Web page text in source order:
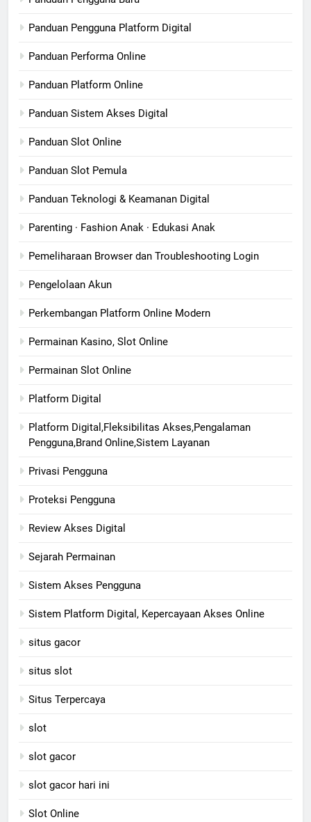
Panduan Pengguna Platform Digital
Panduan Performa Online
Panduan Platform Online
Panduan Sistem Akses Digital
Panduan Slot Online
Panduan Slot Pemula
Panduan Teknologi & Keamanan Digital
Parenting · Fashion Anak · Edukasi Anak
Pemeliharaan Browser dan Troubleshooting Login
Pengelolaan Akun
Perkembangan Platform Online Modern
Permainan Kasino, Slot Online
Permainan Slot Online
Platform Digital
Platform Digital,Fleksibilitas Akses,Pengalaman
Pengguna,Brand Online,Sistem Layanan
Privasi Pengguna
Proteksi Pengguna
Review Akses Digital
Sejarah Permainan
Sistem Akses Pengguna
Sistem Platform Digital, Kepercayaan Akses Online
situs gacor
situs slot
Situs Terpercaya
slot
slot gacor
slot gacor hari ini
Slot Online